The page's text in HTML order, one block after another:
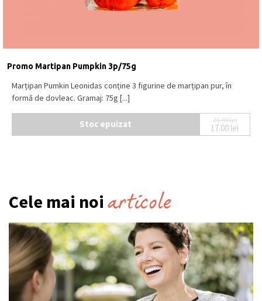
Promo Martipan Pumpkin 3p/75g
Marțipan Pumkin Leonidas conține 3 figurine de marțipan pur, în
formă de dovleac. Gramaj: 75g [...]
Stoc epuizat 26.00lei
Prețul
17.00 lei
Prețul
Cele mai noi articole